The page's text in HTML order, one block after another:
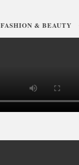
FASHION & BEAUTY